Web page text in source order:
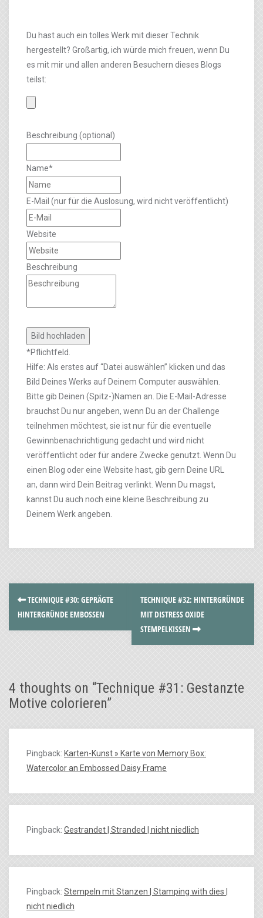
Du hast auch ein tolles Werk mit dieser Technik
hergestellt? Großartig, ich würde mich freuen, wenn Du
es mit mir und allen anderen Besuchern dieses Blogs
teilst:
Beschreibung (optional)
Name*
E-Mail (nur für die Auslosung, wird nicht veröffentlicht)
Website
Beschreibung
*Pflichtfeld.
Hilfe: Als erstes auf “Datei auswählen” klicken und das
Bild Deines Werks auf Deinem Computer auswählen.
Bitte gib Deinen (Spitz-)Namen an. Die E-Mail-Adresse
brauchst Du nur angeben, wenn Du an der Challenge
teilnehmen möchtest, sie ist nur für die eventuelle
Gewinnbenachrichtigung gedacht und wird nicht
veröffentlicht oder für andere Zwecke genutzt. Wenn Du
einen Blog oder eine Website hast, gib gern Deine URL
an, dann wird Dein Beitrag verlinkt. Wenn Du magst,
kannst Du auch noch eine kleine Beschreibung zu
Deinem Werk angeben.
TECHNIQUE #30: GEPRÄGTE
HINTERGRÜNDE EMBOSSEN
TECHNIQUE #32: HINTERGRÜNDE
MIT DISTRESS OXIDE
STEMPELKISSEN
4 thoughts on “Technique #31: Gestanzte
Motive colorieren”
Pingback: Karten-Kunst » Karte von Memory Box:
Watercolor an Embossed Daisy Frame
Pingback: Gestrandet | Stranded | nicht niedlich
Pingback: Stempeln mit Stanzen | Stamping with dies |
nicht niedlich